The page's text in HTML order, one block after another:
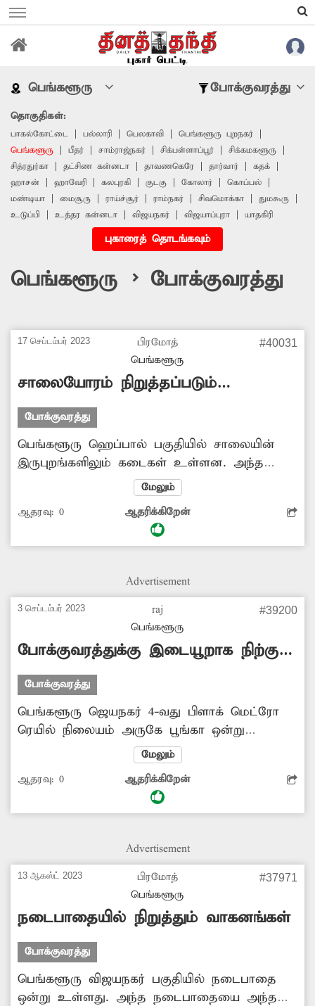
பெங்களூரு போக்குவரத்து
தொகுதிகள்:
பாகல்கோட்டை பல்லாரி பெலகாவி
பெங்களூரு புறநகர்
பெங்களூரு
பீதர் சாம்ராஜ்நகர் சிக்பள்ளாப்பூர்
சிக்கமகளூரு
சித்ரதுர்கா
தட்சிண கன்னடா தாவணகெரே தார்வார்
கதக்
ஹாசன்
ஹாவேரி கலபுரகி குடகு கோலார்
கொப்பல்
மண்டியா
மைசூரு ராய்ச்சூர் ராம்நகர் சிவமொக்கா
துமகூரு
உடுப்பி
உத்தர கன்னடா விஜயநகர் விஜயாப்புரா யாதகிரி
புகாரைத் தொடங்கவும்
பெங்களூரு > போக்குவரத்து
17 செப்டம்பர் 2023
பிரமோத்
பெங்களூரு
#40031
சாலையோரம் நிறுத்தப்படும்
வாகனங்கள்
போக்குவரத்து
பெங்களூரு ஹெப்பால் பகுதியில் சாலையின்
இருபுறங்களிலும் கடைகள் உள்ளன. அந்த
கடைகளுக்கு வருபவர்கள் தங்கள் மோட்டார்
சைக்கிள்களை வரிசையாக நிறுத்தாமல்
சாலையோரம் அங்குமிங்கும் நிறுத்திவிட்டு
செல்கின்றனர். இதனால் அந்த சாலையில்
போக்குவரத்து போலீசார் அந்த பகுதியில்
வேண்டும்.
மேலும்
ஆதரவு: 0 ஆதரிக்கிறேன்
Advertisement
3 செப்டம்பர் 2023
raj
பெங்களூரு
#39200
போக்குவரத்துக்கு இடையூறாக நிற்கும்
கார்
போக்குவரத்து
பெங்களூரு ஜெயநகர் 4-வது பிளாக் மெட்ரோ
ரெயில் நிலையம் அருகே பூங்கா ஒன்று
உள்ளது. அந்த பூங்காவின் அருகே பழைய கார்
ஒன்று நிறுத்தப்பட்டுள்ளது. பல மாதங்களாக
அந்த கார் அங்கேயே நிற்கிறது. இதனால் அந்த
சாலையில் அடிக்கடி போக்குவரத்து நெரிசல்
போக்குவரத்துக்கு இடையூறாக நிறுத்தப்பட்டுள்ள
மேலும்
ஆதரவு: 0 ஆதரிக்கிறேன்
Advertisement
13 ஆகஸ்ட் 2023
பிரமோத்
பெங்களூரு
#37971
நடைபாதையில் நிறுத்தும் வாகனங்கள்
போக்குவரத்து
பெங்களூரு விஜயநகர் பகுதியில் நடைபாதை
ஒன்று உள்ளது. அந்த நடைபாதையை அந்த